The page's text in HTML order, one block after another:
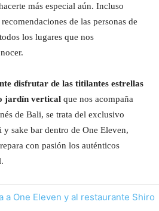
más especial aún. Incluso
de las personas de
los lugares que nos
disfrutar de las titilantes estrellas
jardín vertical que nos acompaña
de Bali, se trata del exclusivo
y sake bar dentro de One Eleven,
con pasión los auténticos